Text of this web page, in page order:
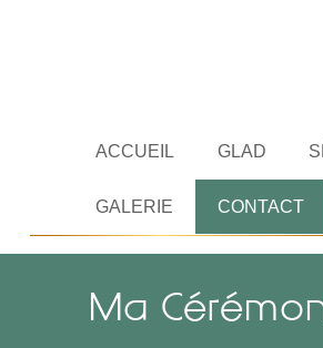
ACCUEIL GLAD
GALERIE CONTACT
Ma